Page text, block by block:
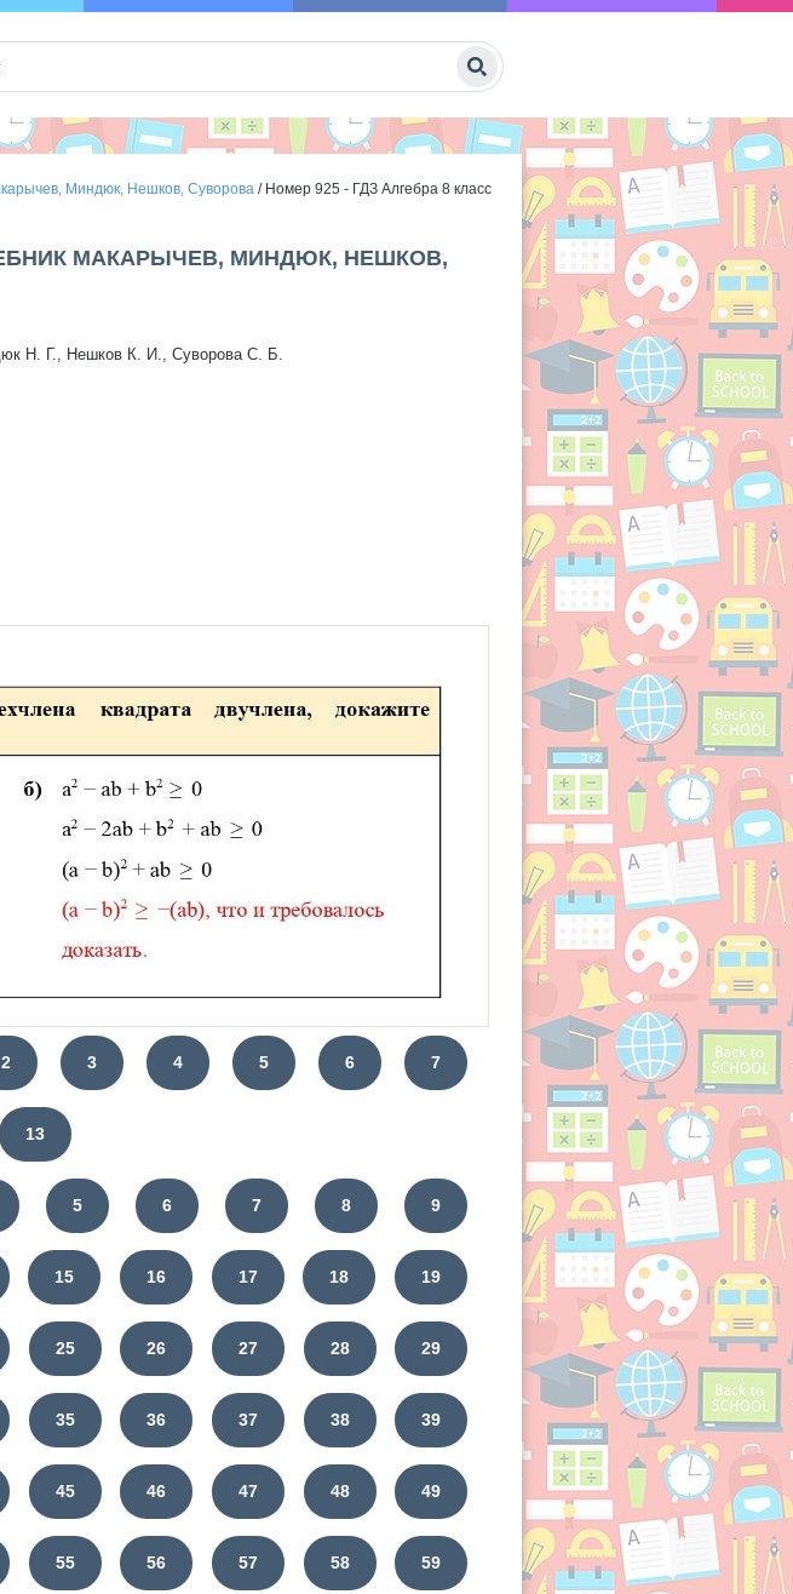
Миндюк, Нешков, Суворова/ Номер 925 - ГДЗ Алгебра 8 класс
МАКАРЫЧЕВ, МИНДЮК, НЕШКОВ,
Н. Г., Нешков К. И., Суворова С. Б.
2 3 4 5 6 7
13
5 6 7 8 9
15 16 17 18 19
25 26 27 28 29
35 36 37 38 39
45 46 47 48 49
55 56 57 58 59